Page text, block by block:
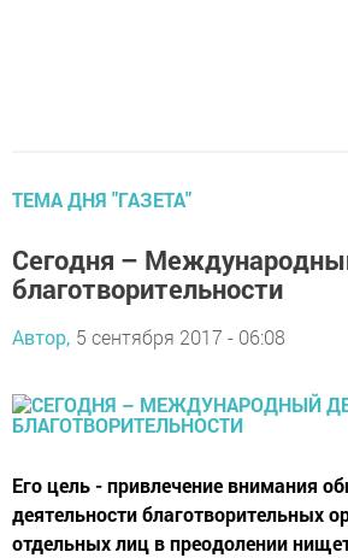
ТЕМА ДНЯ "ГАЗЕТА"
Сегодня –
благотворительности
Автор, 5 сентября 2017 - 06:08
Его цель - привлечение внимания
деятельности благотворительных
отдельных лиц в преодолении